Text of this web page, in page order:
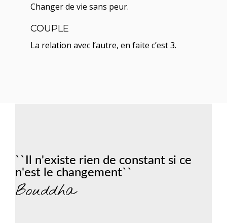
Changer de vie sans peur.
COUPLE
La relation avec l’autre, en faite c’est 3.
``Il n'existe rien de constant si ce
n'est le changement``
Bouddha